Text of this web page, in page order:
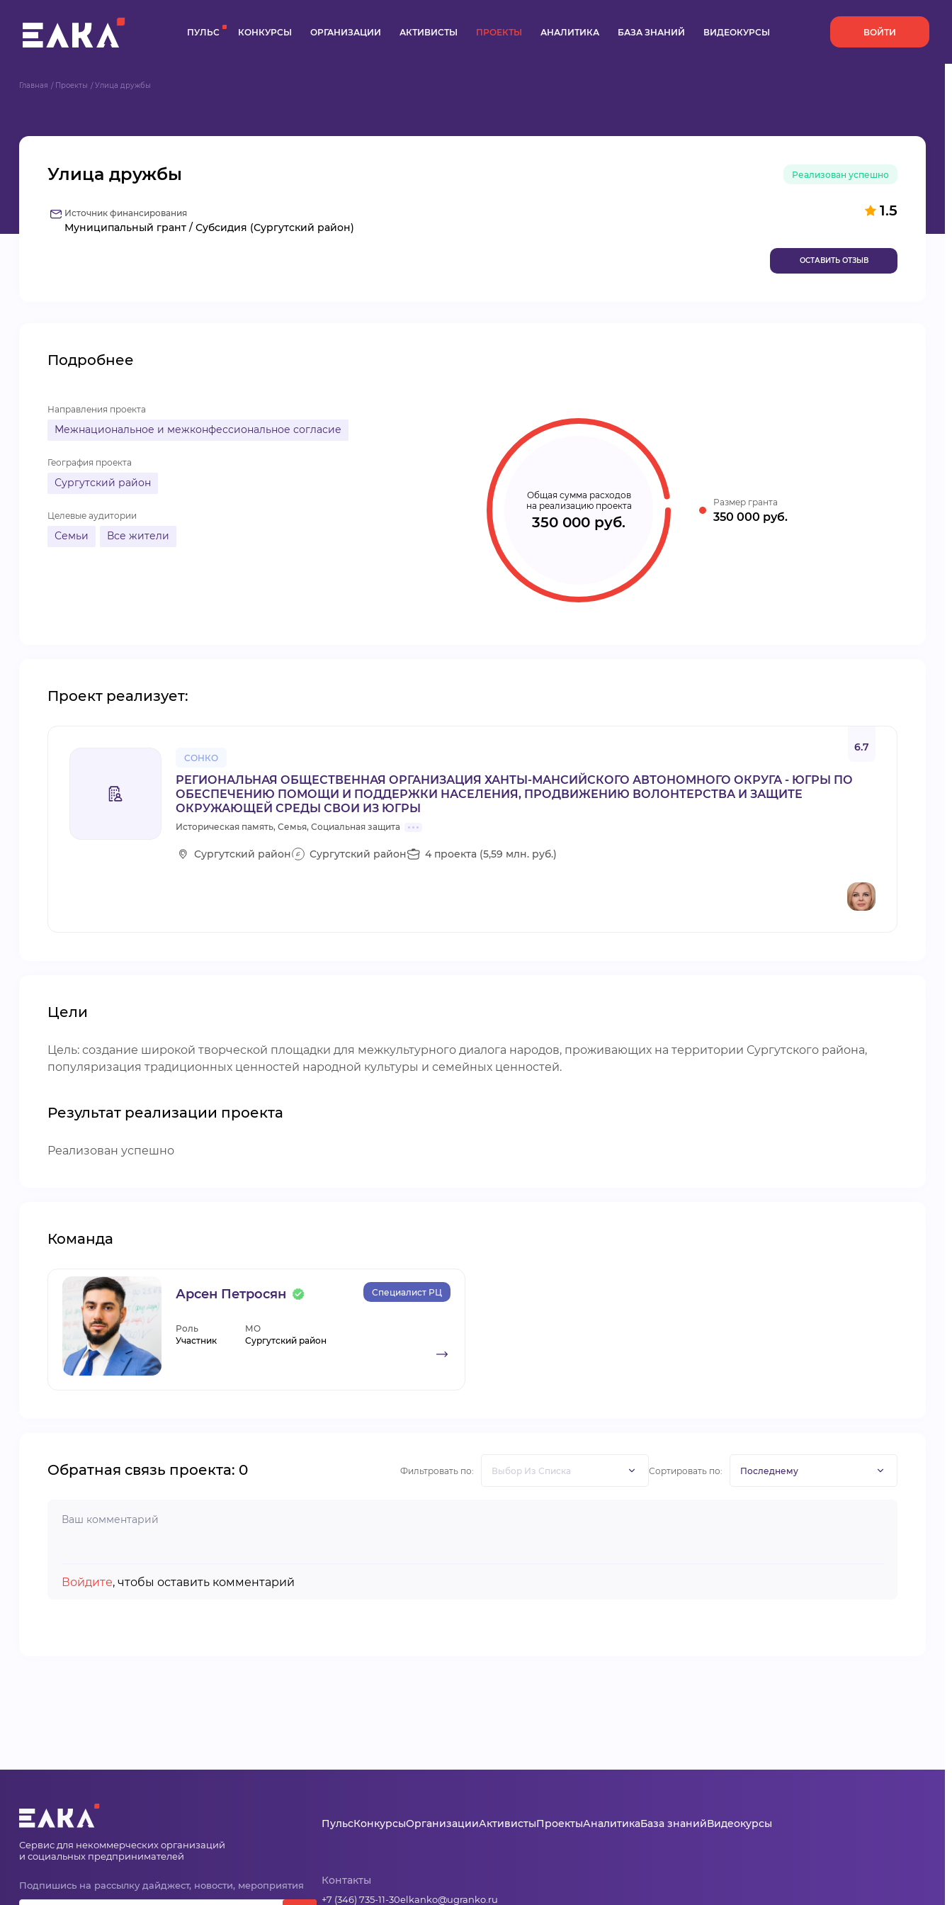
ПУЛЬС КОНКУРСЫ ОРГАНИЗАЦИИ АКТИВИСТЫ ПРОЕКТЫ АНАЛИТИКА БАЗА ЗНАНИЙ ВИДЕОКУРСЫ ВОЙТИ
Главная Проекты Улица дружбы
Улица дружбы Реализован успешно
1.5
Источник финансирования
Муниципальный грант / Субсидия (Сургутский район)
ОСТАВИТЬ ОТЗЫВ
Подробнее
Направления проекта
Межнациональное и межконфессиональное согласие
География проекта
Сургутский район
Целевые аудитории
Семьи Все жители
Общая сумма расходов
на реализацию проекта
350 000 руб.
Размер гранта
350 000 руб.
Проект реализует:
СОНКО
6.7
РЕГИОНАЛЬНАЯ ОБЩЕСТВЕННАЯ ОРГАНИЗАЦИЯ ХАНТЫ-МАНСИЙСКОГО АВТОНОМНОГО ОКРУГА - ЮГРЫ ПО
ОБЕСПЕЧЕНИЮ ПОМОЩИ И ПОДДЕРЖКИ НАСЕЛЕНИЯ, ПРОДВИЖЕНИЮ ВОЛОНТЕРСТВА И ЗАЩИТЕ
ОКРУЖАЮЩЕЙ СРЕДЫ СВОИ ИЗ ЮГРЫ
Историческая память, Семья, Социальная защита
Сургутский район Сургутский район 4 проекта (5,59 млн. руб.)
Цели
Цель: создание широкой творческой площадки для межкультурного диалога народов, проживающих на территории Сургутского района,
популяризация традиционных ценностей народной культуры и семейных ценностей.
Результат реализации проекта
Реализован успешно
Команда
Арсен Петросян Специалист РЦ
Роль
Участник
МО
Сургутский район
Обратная связь проекта: 0 Фильтровать по: Сортировать по:
Войдите, чтобы оставить комментарий
Сервис для некоммерческих организаций
и социальных предпринимателей
Подпишись на рассылку дайджест, новости, мероприятия
ПульсКонкурсыОрганизацииАктивистыПроектыАналитикаБаза знанийВидеокурсы
Контакты
+7 (346) 735-11-30elkanko@ugranko.ru